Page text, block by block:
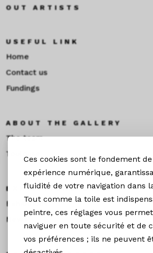
Ces cookies sont le fondement
expérience numérique,
fluidité de votre navigation dans
Tout comme la toile est
peintre, ces réglages vous
naviguer en toute sécurité et de
vos préférences ; ils ne peuvent
OUT ARTISTS
USEFUL LINK
Home
Contact us
Fundings
ABOUT THE GALLERY
The team
Toulouse
EXHIBITIONS &NEWS
Exhibitions
News